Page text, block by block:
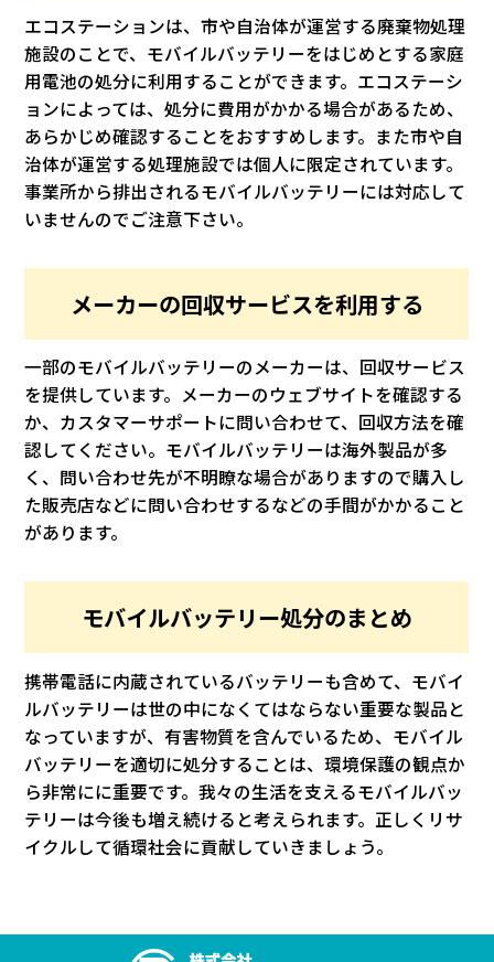
エコステーションは、市や自治体が運営する廃棄物処理
施設のことで、モバイルバッテリーをはじめとする家庭
用電池の処分に利用することができます。エコステーシ
ョンによっては、処分に費用がかかる場合があるため、
あらかじめ確認することをおすすめします。また市や自
治体が運営する処理施設では個人に限定されています。
事業所から排出されるモバイルバッテリーには対応して
いませんのでご注意下さい。
メーカーの回収サービスを利用する
一部のモバイルバッテリーのメーカーは、回収サービス
を提供しています。メーカーのウェブサイトを確認する
か、カスタマーサポートに問い合わせて、回収方法を確
認してください。モバイルバッテリーは海外製品が多
く、問い合わせ先が不明瞭な場合がありますので購入し
た販売店などに問い合わせするなどの手間がかかること
があります。
モバイルバッテリー処分のまとめ
携帯電話に内蔵されているバッテリーも含めて、モバイ
ルバッテリーは世の中になくてはならない重要な製品と
なっていますが、有害物質を含んでいるため、モバイル
バッテリーを適切に処分することは、環境保護の観点か
ら非常にに重要です。我々の生活を支えるモバイルバッ
テリーは今後も増え続けると考えられます。正しくリサ
イクルして循環社会に貢献していきましょう。